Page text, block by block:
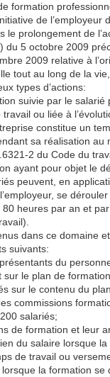
formation
de l’employeur
le prolongement de
du 5 octobre 2009
2009 relative à
tout au long de la
types d’actions:
suivie par le salarié
ou liée à
constitue un
sa réalisation au
2 du Code du
ayant pour objet le
peuvent, en
se
heures par an et
dans ce domaine
suivants:
du
le plan de
sur le contenu du
commissions
salariés;
de formation et leur
du salaire lorsque
de travail ou
la formation se